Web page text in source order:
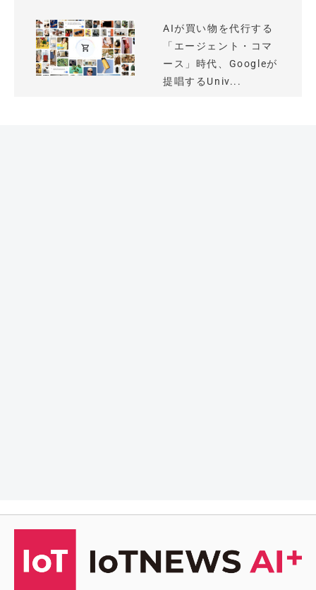
AIが買い物を代行する
「エージェント・コマ
ース」時代、Googleが
提唱するUniv...